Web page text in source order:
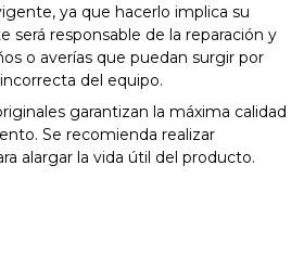
ya que hacerlo implica su
será responsable de la reparación y
o averías que puedan surgir por
del equipo.
garantizan la máxima calidad
Se recomienda realizar
alargar la vida útil del producto.